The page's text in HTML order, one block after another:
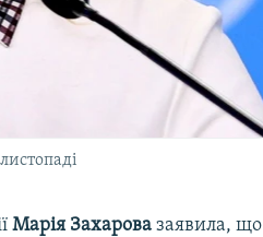
Марія Захарова заявила, що